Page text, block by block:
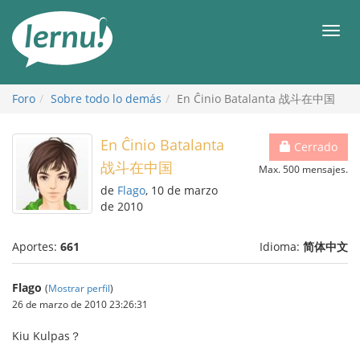
Foro Sobre todo lo demás En Ĉinio Batalanta 战斗在中国
Cerrado
Max. 500 mensajes.
En Ĉinio Batalanta
战斗在中国
de Flago, 10 de marzo
de 2010
Aportes: 661 Idioma: 简体中文
Flago (Mostrar perfil)
26 de marzo de 2010 23:26:31
Kiu Kulpas？